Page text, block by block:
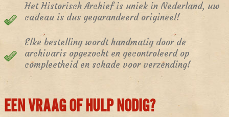
Het Historisch Archief is uniek in Nederland, uw
cadeau is dus gegarandeerd origineel!
Elke bestelling wordt handmatig door de
archivaris opgezocht en gecontroleerd op
compleetheid en schade voor verzending!
EEN VRAAG OF HULP NODIG?